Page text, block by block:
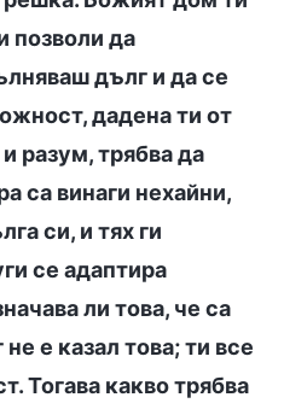
позволи да
дълг и да се
дадена ти от
разум, трябва да
са винаги нехайни,
си, и тях ги
се адаптира
ли това, че са
е казал това; ти все
Тогава какво трябва